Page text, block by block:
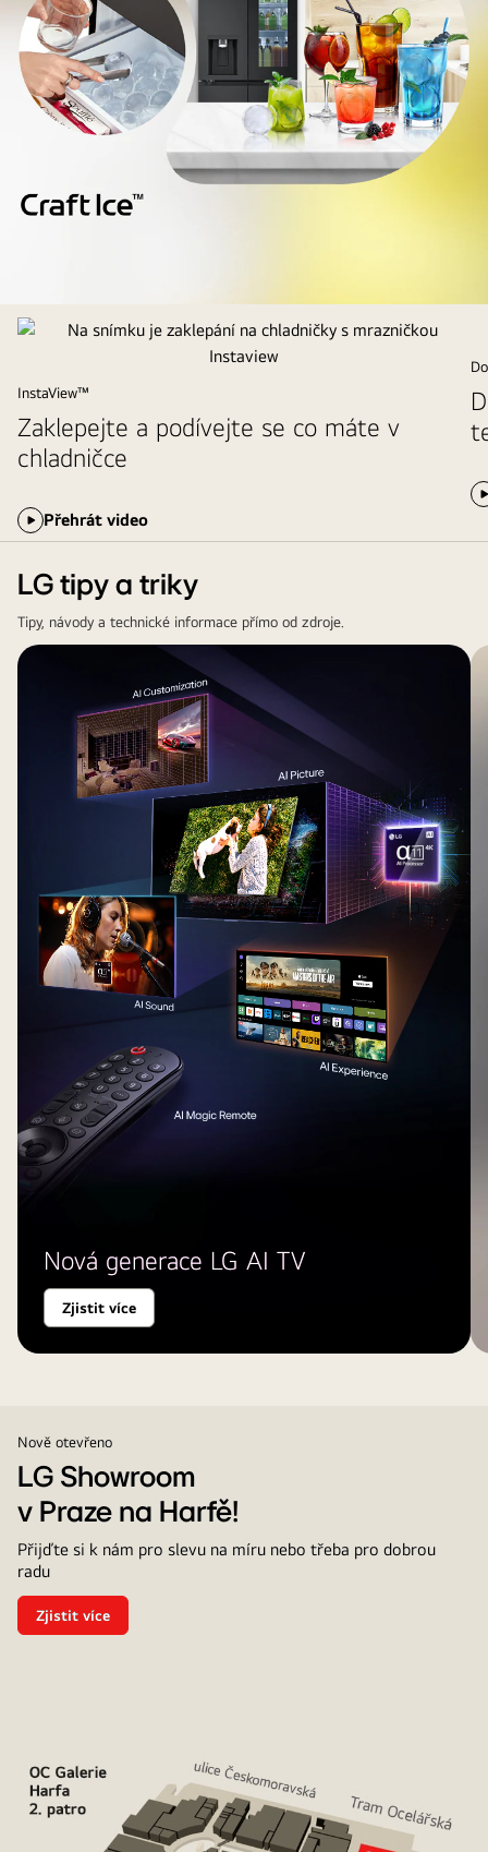
Na
snímku
chladničky
mrazničkou
Instaview
InstaView™
Zaklepejte a podívejte se co máte v
chladničce
Přehrát video
LG tipy a triky
Tipy, návody a technické informace přímo od zdroje.
Nová generace LG AI TV
Zjistit více
Nově otevřeno
LG Showroom
v Praze na Harfě!
Přijďte si k nám pro slevu na míru nebo třeba pro dobrou
radu
LG
Showroom
Zjistit více